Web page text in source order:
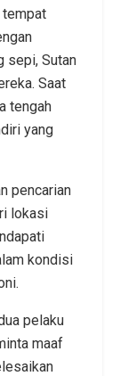
tempat
sepi, Sutan
Saat
tengah
yang
pencarian
lokasi
kondisi
pelaku
maaf